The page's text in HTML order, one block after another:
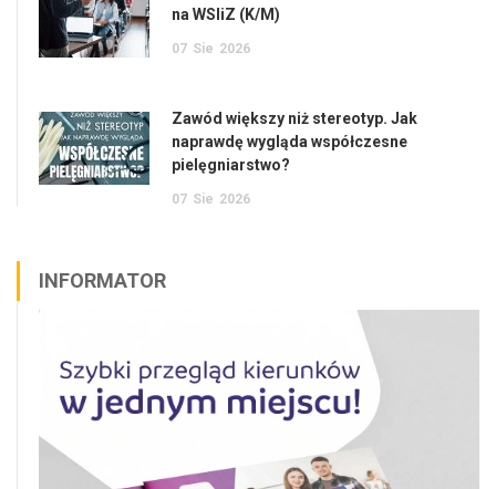
na WSIiZ (K/M)
07 Sie 2026
Zawód większy niż stereotyp. Jak
naprawdę wygląda współczesne
pielęgniarstwo?
07 Sie 2026
INFORMATOR